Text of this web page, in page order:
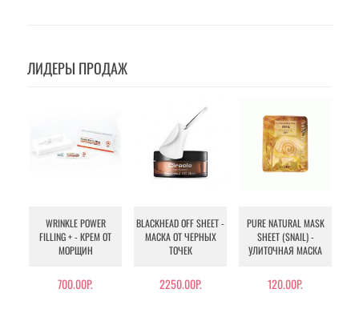
ЛИДЕРЫ ПРОДАЖ
WRINKLE POWER
FILLING + - КРЕМ ОТ
МОРЩИН
700.00Р.
BLACKHEAD OFF SHEET -
МАСКА ОТ ЧЕРНЫХ
ТОЧЕК
2250.00Р.
PURE NATURAL MASK
SHEET (SNAIL) -
УЛИТОЧНАЯ МАСКА
120.00Р.